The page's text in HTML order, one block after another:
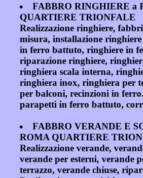
FABBRO RINGHIERE a
QUARTIERE TRIONFALE
Realizzazione ringhiere,
misura, installazione
in ferro battuto, ringhiere in
riparazione ringhiere,
ringhiera scala interna,
ringhiera inox, ringhiera per
per balconi, recinzioni in
parapetti in ferro battuto,
FABBRO VERANDE E
ROMA QUARTIERE
Realizzazione verande,
verande per esterni, verande
terrazzo, verande chiuse,